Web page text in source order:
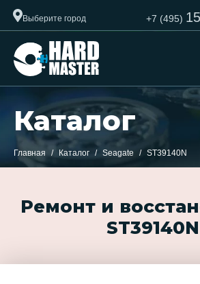
Выберите город +7 (495)
Каталог
Главная Каталог Seagate ST39140N
Ремонт и
ST39140N